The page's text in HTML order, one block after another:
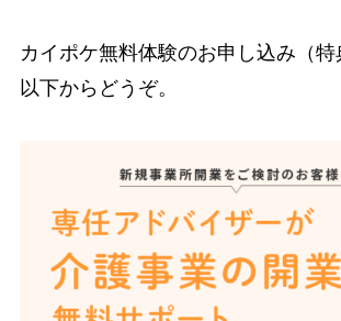
カイポケ無料体験のお申し込み（特
以下からどうぞ。